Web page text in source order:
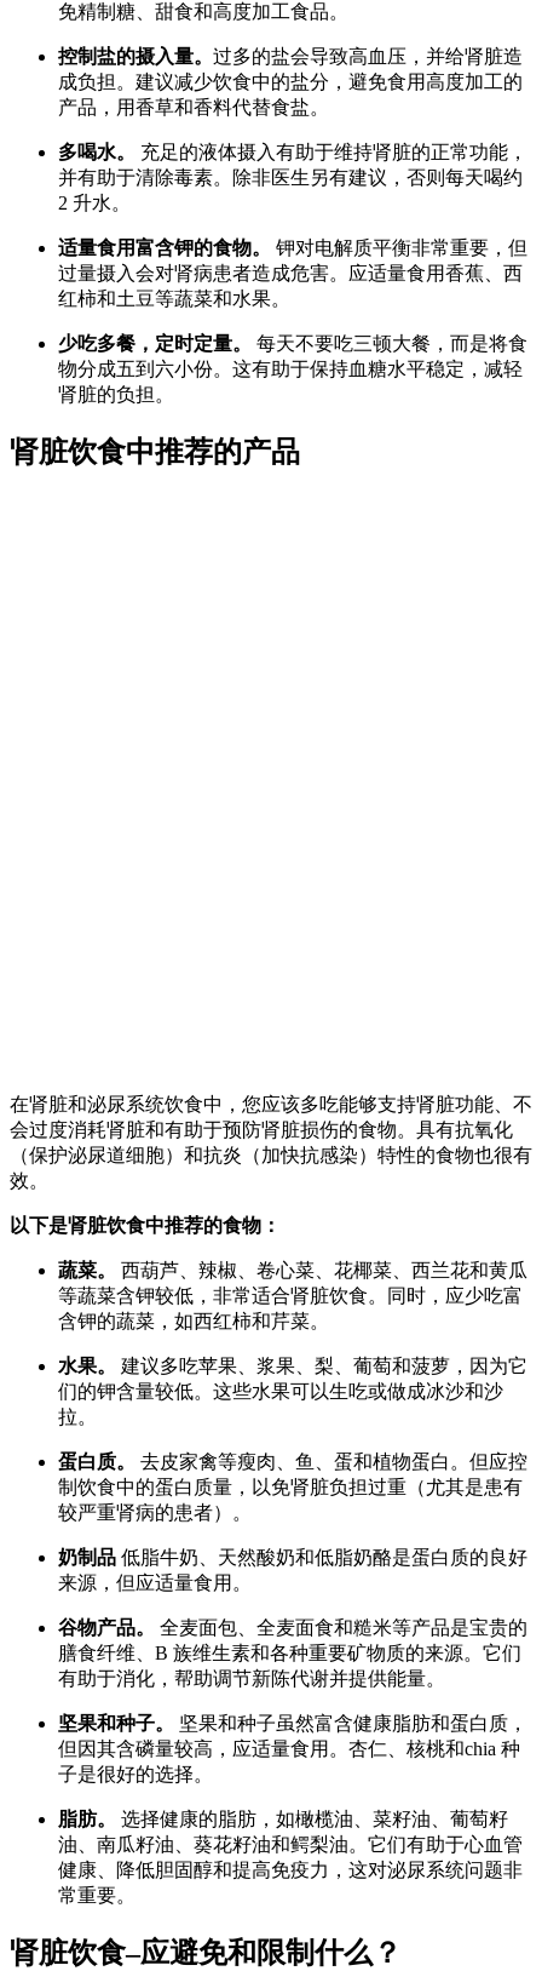
免精制糖、甜食和高度加工食品。
控制盐的摄入量。 过多的盐会导致高血压，并给肾脏造
成负担。建议减少饮食中的盐分，避免食用高度加工的
产品，用香草和香料代替食盐。
多喝水。 充足的液体摄入有助于维持肾脏的正常功能，
并有助于清除毒素。除非医生另有建议，否则每天喝约
2 升水。
适量食用富含钾的食物。 钾对电解质平衡非常重要，但
过量摄入会对肾病患者造成危害。应适量食用香蕉、西
红柿和土豆等蔬菜和水果。
少吃多餐，定时定量。 每天不要吃三顿大餐，而是将食
物分成五到六小份。这有助于保持血糖水平稳定，减轻
肾脏的负担。
肾脏饮食中推荐的产品
在肾脏和泌尿系统饮食中，您应该多吃能够支持肾脏功能、不
会过度消耗肾脏和有助于预防肾脏损伤的食物。具有抗氧化
（保护泌尿道细胞）和抗炎（加快抗感染）特性的食物也很有
效。
以下是肾脏饮食中推荐的食物：
蔬菜。 西葫芦、辣椒、卷心菜、花椰菜、西兰花和黄瓜
等蔬菜含钾较低，非常适合肾脏饮食。同时，应少吃富
含钾的蔬菜，如西红柿和芹菜。
水果。 建议多吃苹果、浆果、梨、葡萄和菠萝，因为它
们的钾含量较低。这些水果可以生吃或做成冰沙和沙
拉。
蛋白质。 去皮家禽等瘦肉、鱼、蛋和植物蛋白。但应控
制饮食中的蛋白质量，以免肾脏负担过重（尤其是患有
较严重肾病的患者）。
奶制品 低脂牛奶、天然酸奶和低脂奶酪是蛋白质的良好
来源，但应适量食用。
谷物产品。 全麦面包、全麦面食和糙米等产品是宝贵的
膳食纤维、B 族维生素和各种重要矿物质的来源。它们
有助于消化，帮助调节新陈代谢并提供能量。
坚果和种子。 坚果和种子虽然富含健康脂肪和蛋白质，
但因其含磷量较高，应适量食用。杏仁、核桃和chia 种
子是很好的选择。
脂肪。 选择健康的脂肪，如橄榄油、菜籽油、葡萄籽
油、南瓜籽油、葵花籽油和鳄梨油。它们有助于心血管
健康、降低胆固醇和提高免疫力，这对泌尿系统问题非
常重要。
肾脏饮食–应避免和限制什么？